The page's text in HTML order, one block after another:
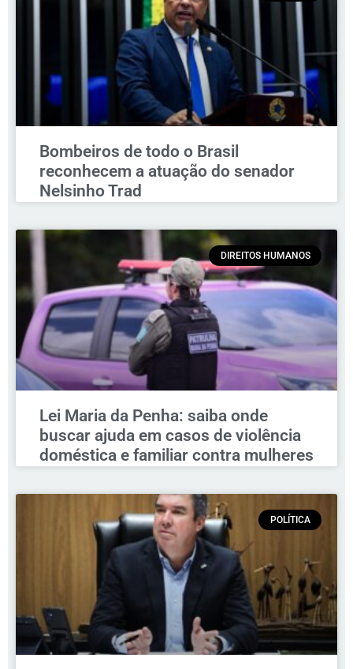
Bombeiros de todo o Brasil
reconhecem a atuação do senador
Nelsinho Trad
DIREITOS HUMANOS
Lei Maria da Penha: saiba onde
buscar ajuda em casos de violência
doméstica e familiar contra mulheres
POLÍTICA